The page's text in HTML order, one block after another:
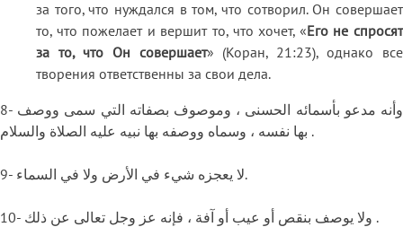
за того, что нуждался в том, что сотворил. Он совершает
то, что пожелает и вершит то, что хочет, «Его не спросят
за то, что Он совершает» (Коран, 21:23), однако все
творения ответственны за свои дела.
8- وأنه مدعو بأسمائه الحسنى ، وموصوف بصفاته التي سمى ووصف
بها نفسه ، وسماه ووصفه بها نبيه عليه الصلاة والسلام .
9- لا يعجزه شيء في الأرض ولا في السماء.
10- ولا يوصف بنقص أو عيب أو آفة ، فإنه عز وجل تعالى عن ذلك .